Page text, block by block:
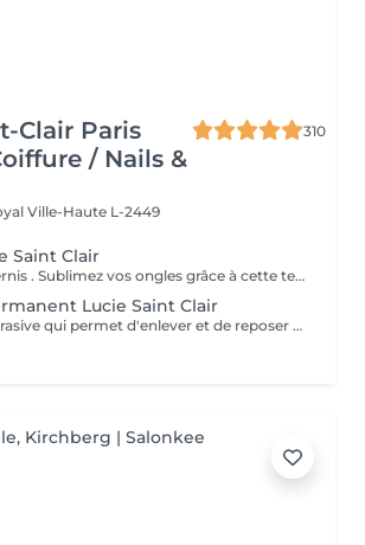
Clair Paris
/ Nails &
310
Ville-Haute L-2449
Saint Clair
Manucure sans vernis . Sublimez vos ongles grâce à cette technique naturelle qui comprend une mise en forme, une élimination tout en douceur de la cuticule. Les ongles retrouvent leur éclat naturel . Manucure avec vernis. Sublimez vos ongles grâce à cette technique naturelle qui comprend une mise en forme, une élimination tout en douceur de la cuticule. Finition complète et impeccable grâce a la pose de vernis.
Lucie Saint Clair
Technique non abrasive qui permet d'enlever et de reposer en douceur votre semi-permanent. Tenue ,brillance impeccable